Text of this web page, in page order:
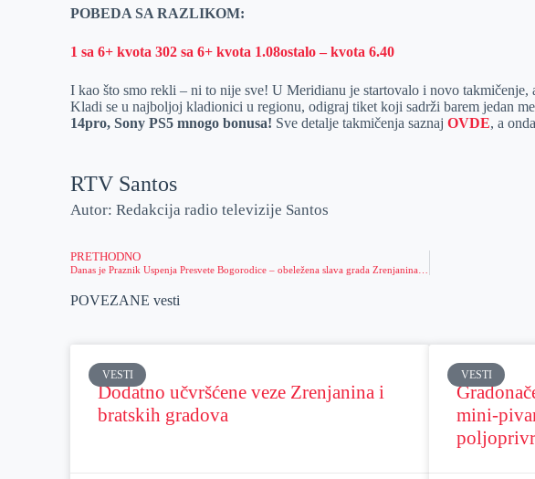
POBEDA SA RAZLIKOM:
1 sa 6+ kvota 302 sa 6+ kvota 1.08ostalo – kvota 6.40
I kao što smo rekli – ni to nije sve! U Meridianu je startovalo i novo takmičenje,
Kladi se u najboljoj kladionici u regionu, odigraj tiket koji sadrži barem jedan
14pro, Sony PS5 mnogo bonusa! Sve detalje takmičenja saznajOVDE, a
RTV Santos
Autor: Redakcija radio televizije Santos
PRETHODNO
POVEZANE vesti
VESTI
Dodatno učvršćene veze Zrenjanina i
bratskih gradova
VESTI
mini-